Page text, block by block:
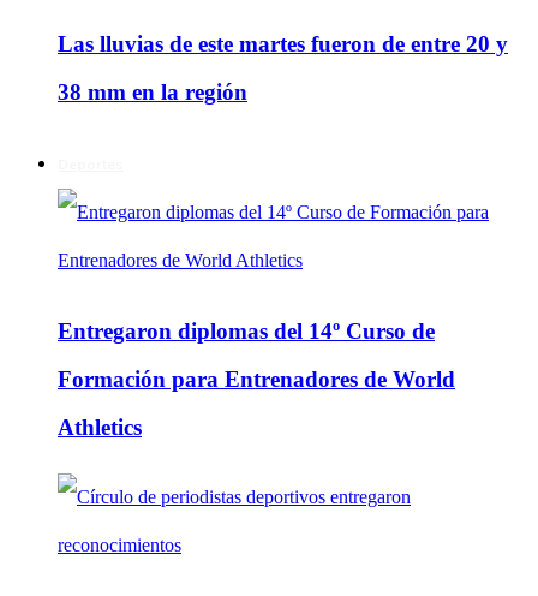
Las lluvias de este martes fueron de entre 20 y
38 mm en la región
Entregaron diplomas del 14º Curso de
Formación para Entrenadores de World
Athletics